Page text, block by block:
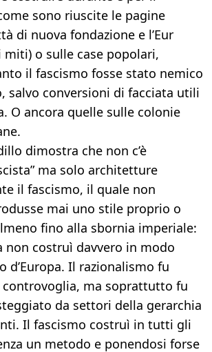
sono riuscite le pagine
di nuova fondazione e l’Eur
o sulle case popolari,
il fascismo fosse stato nemico
salvo conversioni di facciata utili
O ancora quelle sulle colonie
dimostra che non c’è
ma solo architetture
il fascismo, il quale non
mai uno stile proprio o
fino alla sbornia imperiale:
non costruì davvero in modo
d’Europa. Il razionalismo fu
ma soprattutto fu
da settori della gerarchia
Il fascismo costruì in tutti gli
un metodo e ponendosi forse